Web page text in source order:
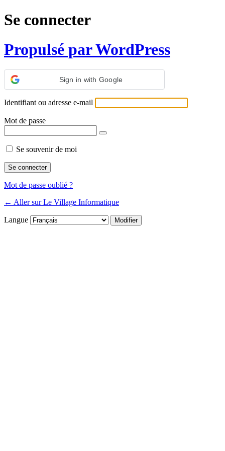
Se connecter
Propulsé par WordPress
Sign in with Google
Identifiant ou adresse e-mail
Mot de passe
Se souvenir de moi
Mot de passe oublié ?
← Aller sur Le Village Informatique
Langue